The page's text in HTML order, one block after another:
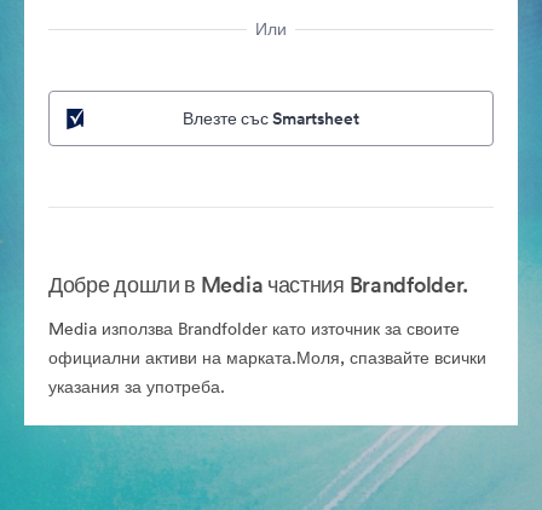
Или
Влезте със Smartsheet
Добре дошли в Media частния Brandfolder.
Media използва Brandfolder като източник за своите
официални активи на марката.Моля, спазвайте всички
указания за употреба.